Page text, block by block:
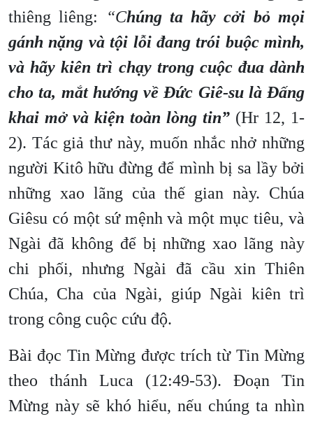
thiêng liêng:
“Chúng ta hãy cởi bỏ mọi
gánh nặng và tội lỗi đang trói buộc mình,
và hãy kiên trì chạy trong cuộc đua dành
cho ta, mắt hướng về Đức Giê-su là Đấng
khai mở và kiện toàn lòng tin” (Hr 12, 1-
2). Tác giả thư này, muốn nhắc nhở những
người Kitô hữu đừng để mình bị sa lầy bởi
những xao lãng của thế gian này. Chúa
Giêsu có một sứ mệnh và một mục tiêu, và
Ngài đã không để bị những xao lãng này
chi phối, nhưng Ngài đã cầu xin Thiên
Chúa, Cha của Ngài, giúp Ngài kiên trì
trong công cuộc cứu độ.
Bài đọc Tin Mừng được trích từ Tin Mừng
theo thánh Luca (12:49-53). Đoạn Tin
Mừng này sẽ khó hiểu, nếu chúng ta nhìn